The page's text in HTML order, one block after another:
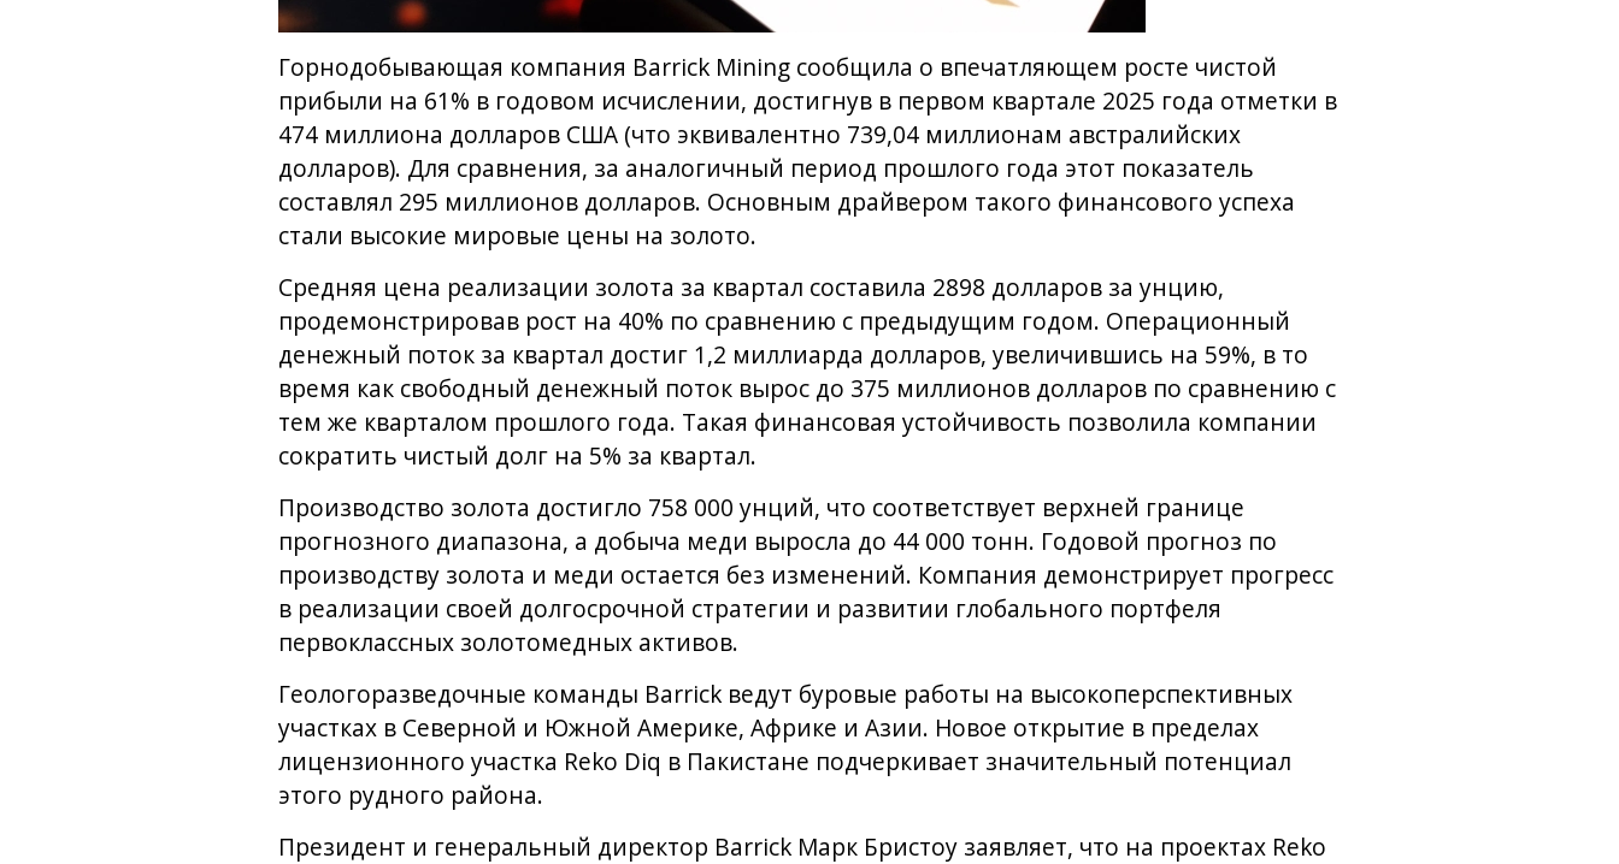
Горнодобывающая компания Barrick Mining сообщила о впечатляющем росте чистой
прибыли на 61% в годовом исчислении, достигнув в первом квартале 2025 года отметки в
474 миллиона долларов США (что эквивалентно 739,04 миллионам австралийских
долларов). Для сравнения, за аналогичный период прошлого года этот показатель
составлял 295 миллионов долларов. Основным драйвером такого финансового успеха
стали высокие мировые цены на золото.
Средняя цена реализации золота за квартал составила 2898 долларов за унцию,
продемонстрировав рост на 40% по сравнению с предыдущим годом. Операционный
денежный поток за квартал достиг 1,2 миллиарда долларов, увеличившись на 59%, в то
время как свободный денежный поток вырос до 375 миллионов долларов по сравнению с
тем же кварталом прошлого года. Такая финансовая устойчивость позволила компании
сократить чистый долг на 5% за квартал.
Производство золота достигло 758 000 унций, что соответствует верхней границе
прогнозного диапазона, а добыча меди выросла до 44 000 тонн. Годовой прогноз по
производству золота и меди остается без изменений. Компания демонстрирует прогресс
в реализации своей долгосрочной стратегии и развитии глобального портфеля
первоклассных золотомедных активов.
Геологоразведочные команды Barrick ведут буровые работы на высокоперспективных
участках в Северной и Южной Америке, Африке и Азии. Новое открытие в пределах
лицензионного участка Reko Diq в Пакистане подчеркивает значительный потенциал
этого рудного района.
Президент и генеральный директор Barrick Марк Бристоу заявляет, что на проектах Reko